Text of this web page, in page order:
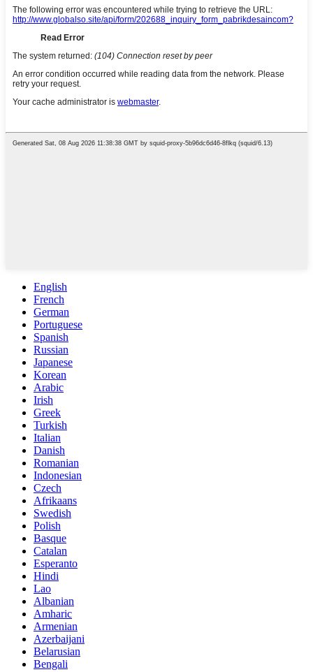
English
French
German
Portuguese
Spanish
Russian
Japanese
Korean
Arabic
Irish
Greek
Turkish
Italian
Danish
Romanian
Indonesian
Czech
Afrikaans
Swedish
Polish
Basque
Catalan
Esperanto
Hindi
Lao
Albanian
Amharic
Armenian
Azerbaijani
Belarusian
Bengali